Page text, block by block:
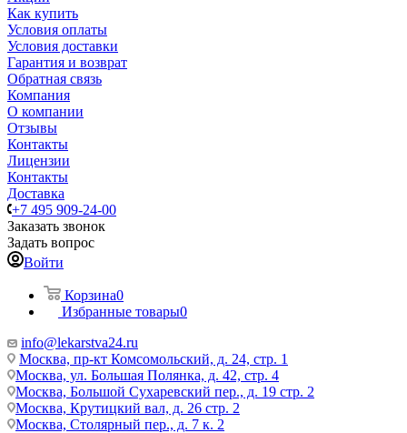
Как купить
Условия оплаты
Условия доставки
Гарантия и возврат
Обратная связь
Компания
О компании
Отзывы
Контакты
Лицензии
Контакты
Доставка
+7 495 909-24-00
Заказать звонок
Задать вопрос
Войти
Корзина0
Избранные товары0
info@lekarstva24.ru
Москва, пр-кт Комсомольский, д. 24, стр. 1
Москва, ул. Большая Полянка, д. 42, стр. 4
Москва, Большой Сухаревский пер., д. 19 стр. 2
Москва, Крутицкий вал, д. 26 стр. 2
Москва, Столярный пер., д. 7 к. 2